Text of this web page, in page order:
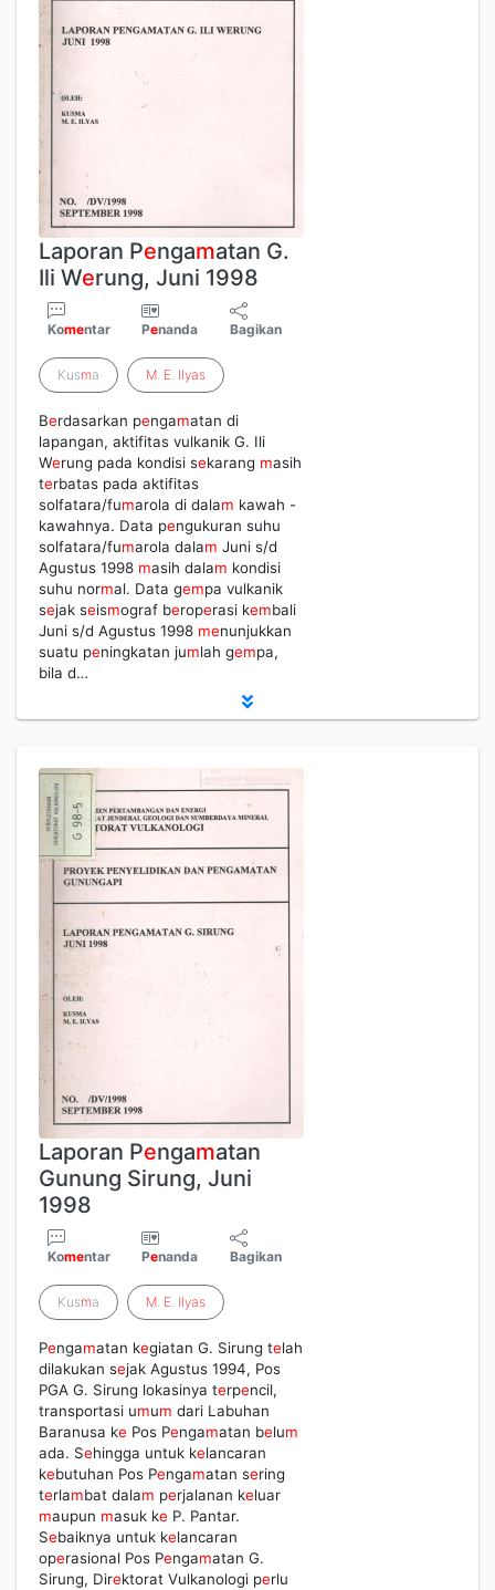
Laporan Pengamatan G.
Ili Werung, Juni 1998
Komentar Penanda Bagikan
Kusma M. E. Ilyas
Berdasarkan pengamatan di
lapangan, aktifitas vulkanik G. Ili
Werung pada kondisi sekarang masih
terbatas pada aktifitas
solfatara/fumarola di dalam kawah -
kawahnya. Data pengukuran suhu
solfatara/fumarola dalam Juni s/d
Agustus 1998 masih dalam kondisi
suhu normal. Data gempa vulkanik
sejak seismograf beroperasi kembali
Juni s/d Agustus 1998 menunjukkan
suatu peningkatan jumlah gempa,
bila d…
Laporan Pengamatan
Gunung Sirung, Juni
1998
Komentar Penanda Bagikan
Kusma M. E. Ilyas
Pengamatan kegiatan G. Sirung telah
dilakukan sejak Agustus 1994, Pos
PGA G. Sirung lokasinya terpencil,
transportasi umum dari Labuhan
Baranusa ke Pos Pengamatan belum
ada. Sehingga untuk kelancaran
kebutuhan Pos Pengamatan sering
terlambat dalam perjalanan keluar
maupun masuk ke P. Pantar.
Sebaiknya untuk kelancaran
operasional Pos Pengamatan G.
Sirung, Direktorat Vulkanologi perlu